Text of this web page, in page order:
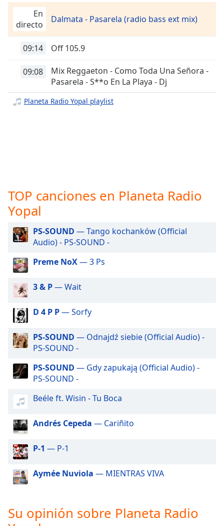
Chapters
Chapters
Descriptions
off,
Subtitles
subtitles
off
selected
Audio
Track
Picture-
in-
Fullscreen
This
modal
window.
Beginning
window.
Escape
cancel
and
close
window.
Color
En
directo
Dalmata - Pasarela (radio bass ext mix)
09:14 Off 105.9
09:08
Mix Reggaeton - Como Toda Una Señora -
Pasarela - S**o En La Playa - Dj
Planeta Radio Yopal playlist
TOP canciones en Planeta Radio
Yopal
PS-SOUND — Tango kochanków (Official
Audio) - PS-SOUND -
Preme NoX— 3 Ps
3 & P— Wait
D 4 P P— Sorfy
PS-SOUND — Odnajdź siebie (Official Audio) -
PS-SOUND -
PS-SOUND — Gdy zapukają (Official Audio) -
PS-SOUND -
Beéle ft. Wisin - Tu Boca
Andrés Cepeda — Cariñito
P-1 — P-1
Aymée Nuviola — MIENTRAS VIVA
Su opinión sobre Planeta Radio